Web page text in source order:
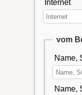
Internet
Name,
Name,